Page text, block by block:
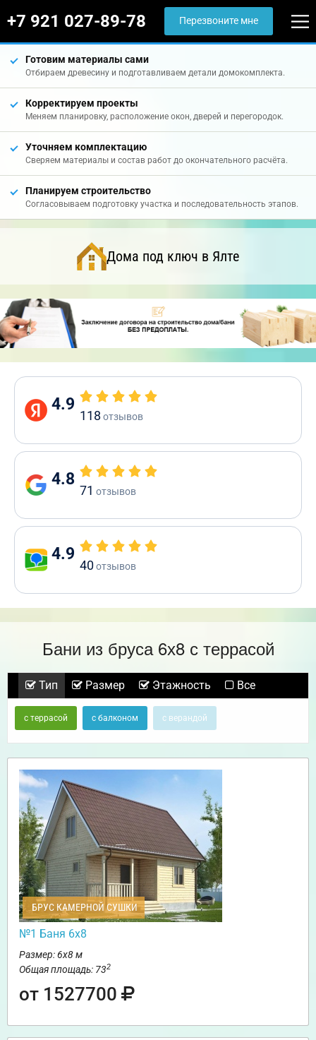
+7 921 027-89-78 Перезвоните мне
Готовим материалы сами
Отбираем древесину и подготавливаем детали домокомплекта.
Корректируем проекты
Меняем планировку, расположение окон, дверей и перегородок.
Уточняем комплектацию
Сверяем материалы и состав работ до окончательного расчёта.
Планируем строительство
Согласовываем подготовку участка и последовательность этапов.
Дома под ключ в Ялте
4.9
118 отзывов
4.8
71 отзывов
4.9
40отзывов
Бани из бруса 6х8 с террасой
Тип Размер Этажность Все
с террасой с балконом с верандой
БРУС КАМЕРНОЙ СУШКИ
№1 Баня 6х8
Размер: 6х8 м
Общая площадь: 732
от 1527700